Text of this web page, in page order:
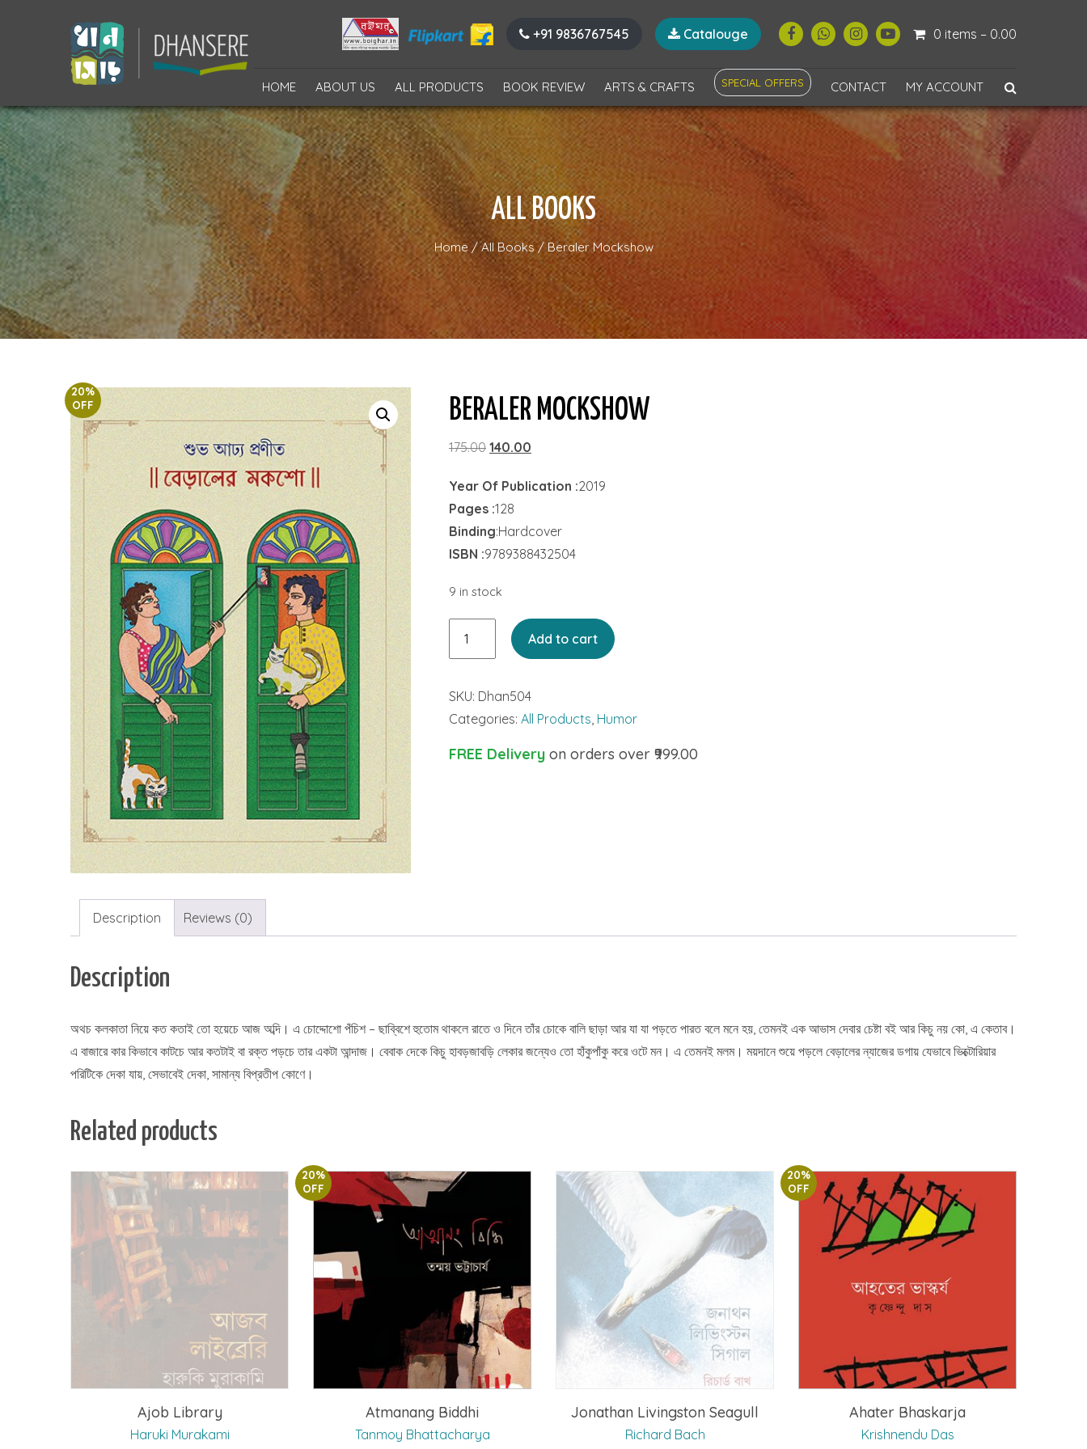
+91 9836767545 Catalouge 0 items – 0.00
HOME ABOUT US ALL PRODUCTS BOOK REVIEW ARTS & CRAFTS SPECIAL OFFERS CONTACT MY ACCOUNT
ALL BOOKS
Home/All Books/ Beraler Mockshow
20%
OFF
BERALER MOCKSHOW
175.00 Original
was:
₹175.00.
140.00
is:
Year Of Publication :2019
Pages :128
Binding:Hardcover
ISBN :9789388432504
9 in stock
Add to cart
SKU: Dhan504
Categories: All Products, Humor
FREE Delivery on orders over ₹999.00
Description Reviews (0)
Description
অথচ কলকাতা নিয়ে কত কতাই তো হয়েচে আজ অব্দি। এ চোদ্দোশো পঁচিশ – ছাব্বিশে হুতোম থাকলে রাতে ও দিনে তাঁর চোকে বালি ছাড়া আর যা যা পড়তে পারত বলে মনে হয়, তেমনই এক আভাস দেবার চেষ্টা বই আর কিচু নয় কো, এ কেতাব।
এ বাজারে কার কিভাবে কাটচে আর কতটাই বা রক্ত পড়চে তার একটা আন্দাজ। বেবাক দেকে কিচু হাবড়জাবড়ি লেকার জন্যেও তো হাঁকুপাঁকু করে ওটে মন। এ তেমনই মলম। ময়দানে শুয়ে পড়লে বেড়ালের ন্যাজের ডগায় যেভাবে ভিক্টোরিয়ার
পরিটিকে দেকা যায়, সেভাবেই দেকা, সামান্য বিপ্রতীপ কোণে।
Related products
Ajob Library
Haruki Murakami
20%
OFF
Atmanang Biddhi
Tanmoy Bhattacharya
Jonathan Livingston Seagull
Richard Bach
20%
OFF
Ahater Bhaskarja
Krishnendu Das